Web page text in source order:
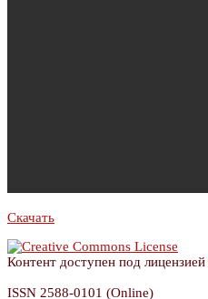
Скачать
Контент доступен под лицензией
ISSN 2588-0101 (Online)